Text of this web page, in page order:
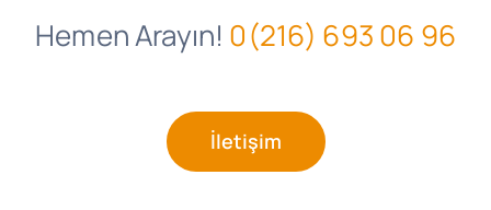
Hemen Arayın! 0(216) 693 06 96
İletişim